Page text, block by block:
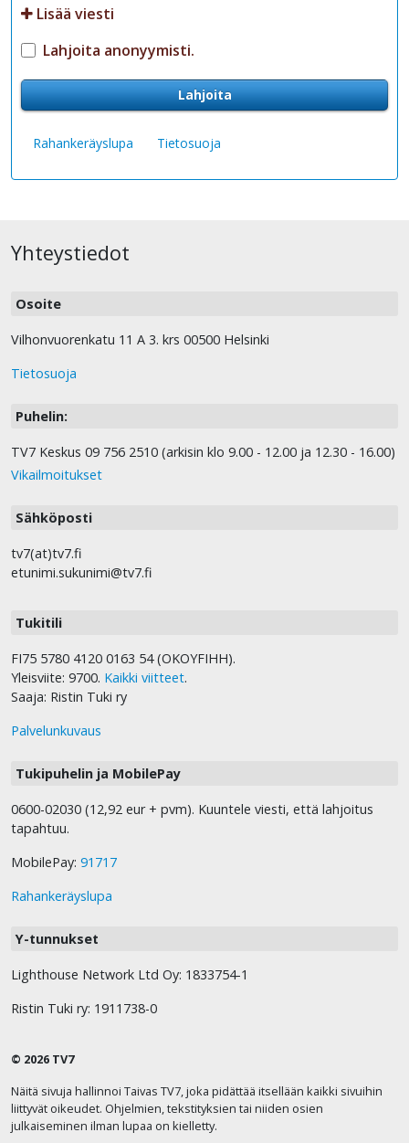
Lisää viesti
Lahjoita anonyymisti.
Lahjoita
Rahankeräyslupa Tietosuoja
Yhteystiedot
Osoite
Vilhonvuorenkatu 11 A 3. krs 00500 Helsinki
Tietosuoja
Puhelin:
TV7 Keskus 09 756 2510 (arkisin klo 9.00 - 12.00 ja 12.30 - 16.00)
Vikailmoitukset
Sähköposti
tv7(at)tv7.fi
etunimi.sukunimi@tv7.fi
Tukitili
FI75 5780 4120 0163 54 (OKOYFIHH).
Yleisviite: 9700. Kaikki viitteet.
Saaja: Ristin Tuki ry
Palvelunkuvaus
Tukipuhelin ja MobilePay
0600-02030 (12,92 eur + pvm). Kuuntele viesti, että lahjoitus
tapahtuu.
MobilePay: 91717
Rahankeräyslupa
Y-tunnukset
Lighthouse Network Ltd Oy: 1833754-1
Ristin Tuki ry: 1911738-0
© 2026 TV7
Näitä sivuja hallinnoi Taivas TV7, joka pidättää itsellään kaikki sivuihin
liittyvät oikeudet. Ohjelmien, tekstityksien tai niiden osien
julkaiseminen ilman lupaa on kielletty.